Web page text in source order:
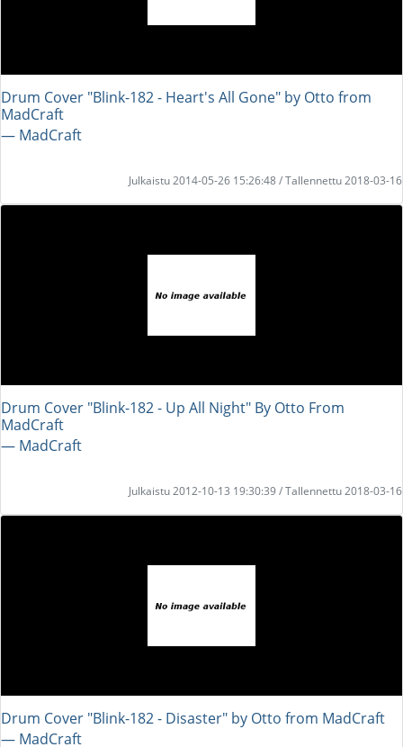
Drum Cover "Blink-182 - Heart's All Gone" by Otto from
MadCraft
― MadCraft
Julkaistu 2014-05-26 15:26:48 / Tallennettu 2018-03-16
Drum Cover "Blink-182 - Up All Night" By Otto From
MadCraft
― MadCraft
Julkaistu 2012-10-13 19:30:39 / Tallennettu 2018-03-16
Drum Cover "Blink-182 - Disaster" by Otto from MadCraft
― MadCraft